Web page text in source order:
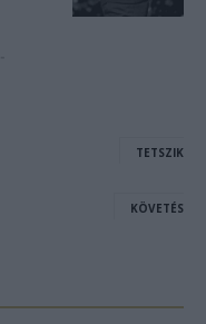
TETSZIK
KÖVETÉS